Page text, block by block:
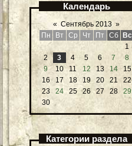
Календарь
« Сентябрь 2013 »
Пн
Вт Ср Чт Пт Сб
Вс
1
2
3 4 5 6 7
8
9
10 11 12 13 14
15
16
17 18 19 20 21
22
23
24 25 26 27 28
29
30
Категории раздела